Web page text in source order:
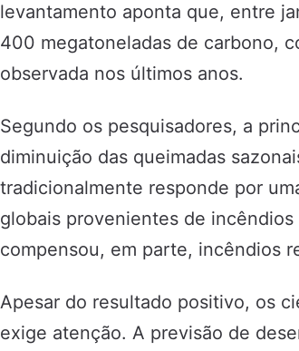
levantamento aponta que, entre
400 megatoneladas de carbono,
observada nos últimos anos.
Segundo os pesquisadores, a
diminuição das queimadas
tradicionalmente responde por
globais provenientes de
compensou, em parte, incêndios
Apesar do resultado positivo, os
exige atenção. A previsão de